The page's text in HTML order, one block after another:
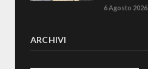
6 Agosto 2026
ARCHIVI